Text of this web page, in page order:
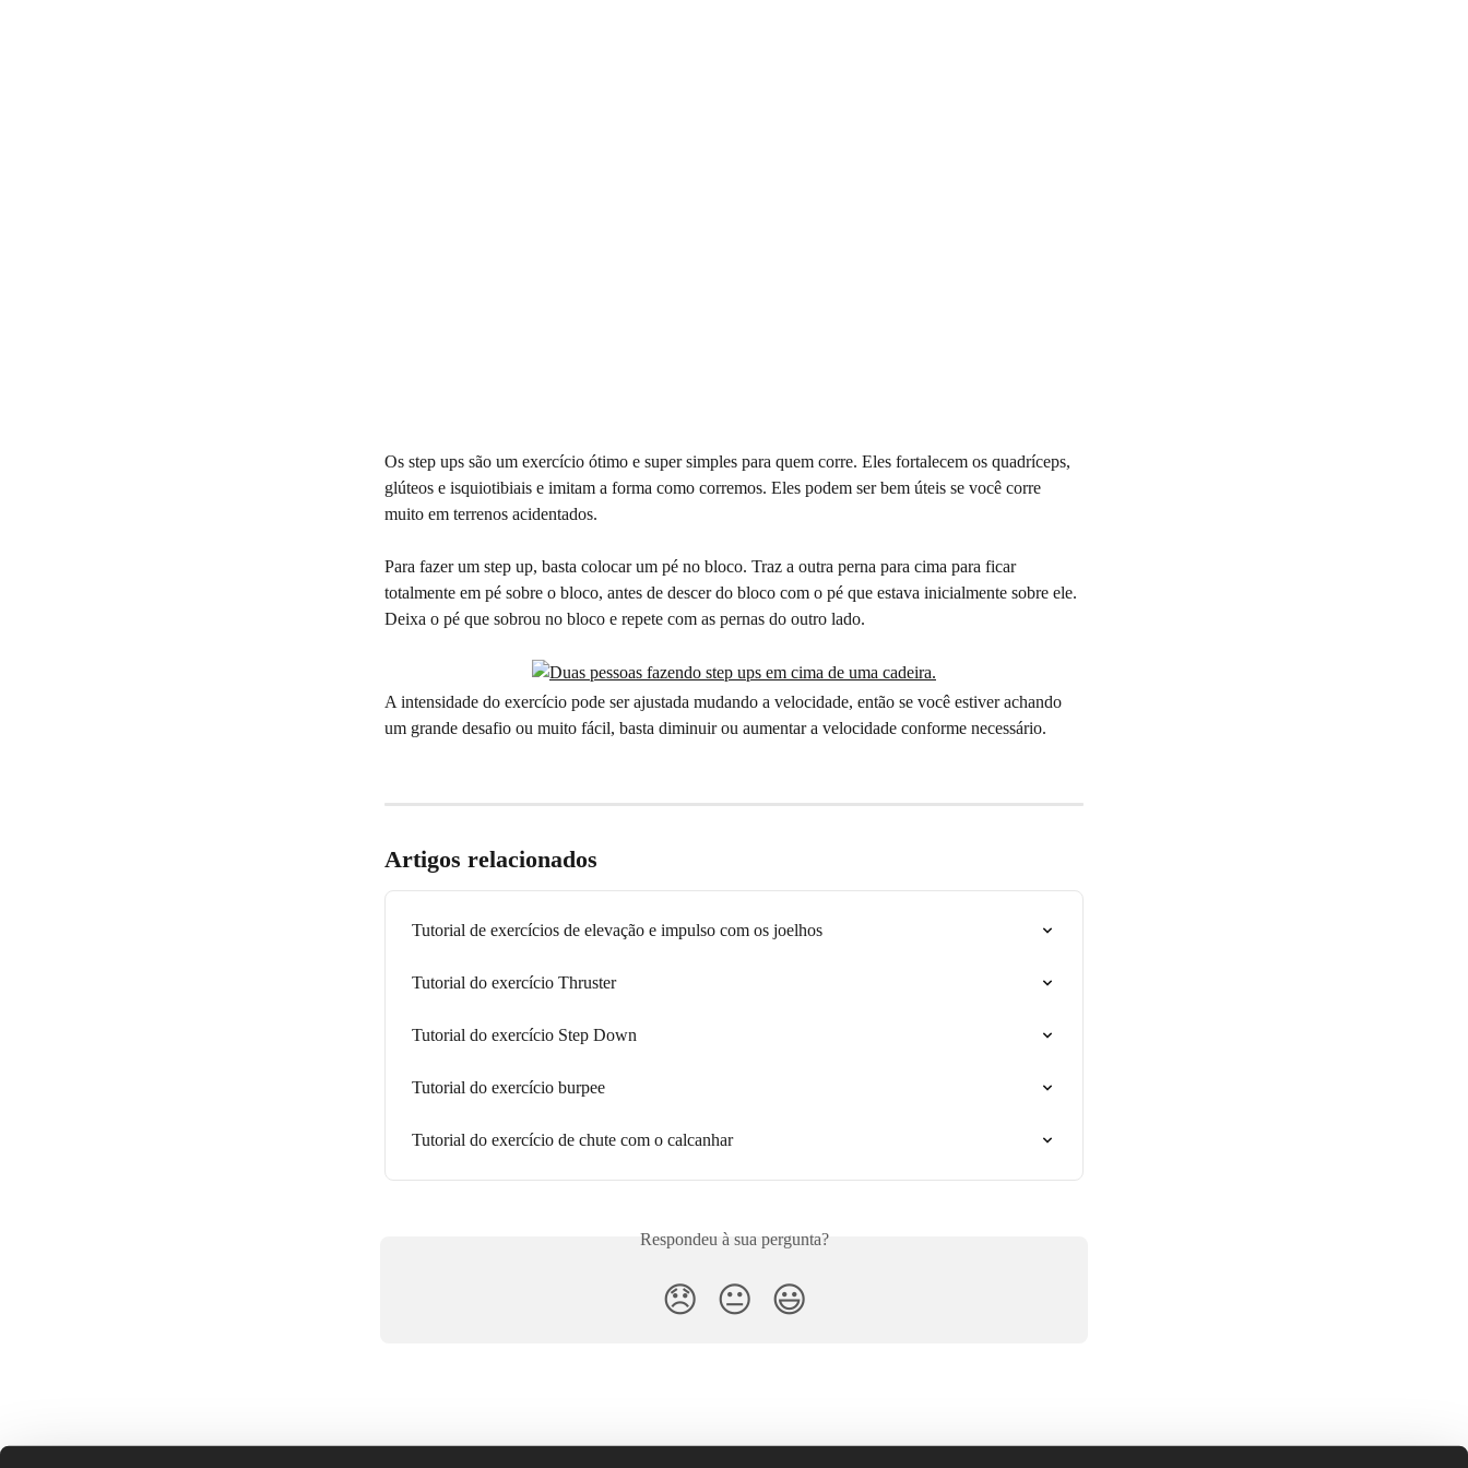
Os step ups são um exercício ótimo e super simples para quem corre. Eles fortalecem os quadríceps,
glúteos e isquiotibiais e imitam a forma como corremos. Eles podem ser bem úteis se você corre
muito em terrenos acidentados.
Para fazer um step up, basta colocar um pé no bloco. Traz a outra perna para cima para ficar
totalmente em pé sobre o bloco, antes de descer do bloco com o pé que estava inicialmente sobre ele.
Deixa o pé que sobrou no bloco e repete com as pernas do outro lado.
A intensidade do exercício pode ser ajustada mudando a velocidade, então se você estiver achando
um grande desafio ou muito fácil, basta diminuir ou aumentar a velocidade conforme necessário.
Artigos relacionados
Tutorial de exercícios de elevação e impulso com os joelhos
Tutorial do exercício Thruster
Tutorial do exercício Step Down
Tutorial do exercício burpee
Tutorial do exercício de chute com o calcanhar
Respondeu à sua pergunta?
😞 😐 😃